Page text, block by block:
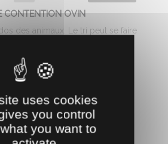
CONTENTION OVIN
des animaux. Le tri peut se faire
1489.9 HT
AJOUTER AU PANIER
uses cookies
you control
you want to